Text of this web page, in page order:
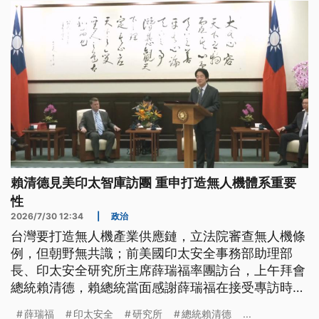
賴清德見美印太智庫訪團 重申打造無人機體系重要
性
2026/7/30 12:34 政治
台灣要打造無人機產業供應鏈，立法院審查無人機條
例，但朝野無共識；前美國印太安全事務部助理部
長、印太安全研究所主席薛瑞福率團訪台，上午拜會
總統賴清德，賴總統當面感謝薛瑞福在接受專訪時，
薛瑞福 印太安全 研究所 總統賴清德 ...